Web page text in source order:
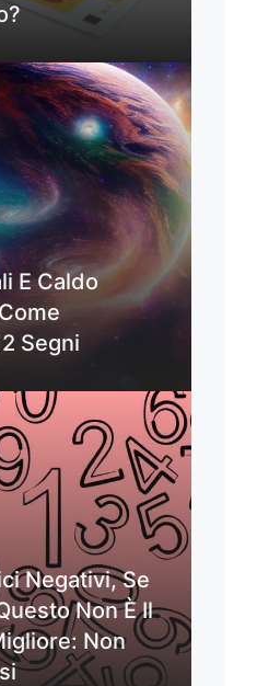
E Caldo
Segni
Negativi, Se
Non È Il
Non